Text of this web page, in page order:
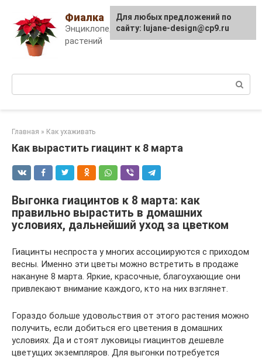
content
Фиалка
Энциклопедия комнатных
растений
Главная » Как ухаживать
Как вырастить гиацинт к 8 марта
Выгонка гиацинтов к 8 марта: как
правильно вырастить в домашних
условиях, дальнейший уход за цветком
Гиацинты неспроста у многих ассоциируются с приходом
весны. Именно эти цветы можно встретить в продаже
накануне 8 марта. Яркие, красочные, благоухающие они
привлекают внимание каждого, кто на них взглянет.
Гораздо больше удовольствия от этого растения можно
получить, если добиться его цветения в домашних
условиях. Да и стоят луковицы гиацинтов дешевле
цветущих экземпляров. Для выгонки потребуется
Для любых предложений по
сайту: lujane-design@cp9.ru